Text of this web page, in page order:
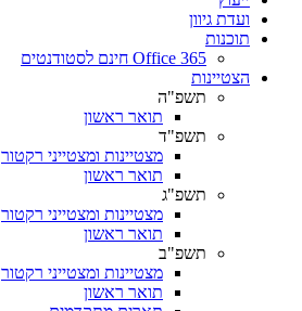
ועדת גיוון
תוכנות
Office 365 חינם לסטודנטים
הצטיינות
תשפ"ה
תואר ראשון
תשפ"ד
מצטיינות ומצטייני רקטור
תואר ראשון
תשפ"ג
מצטיינות ומצטייני רקטור
תואר ראשון
תשפ"ב
מצטיינות ומצטייני רקטור
תואר ראשון